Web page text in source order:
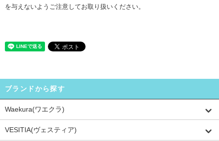
を与えないようご注意してお取り扱いください。
ブランドから探す
Waekura(ワエクラ)
VESITIA(ヴェスティア)